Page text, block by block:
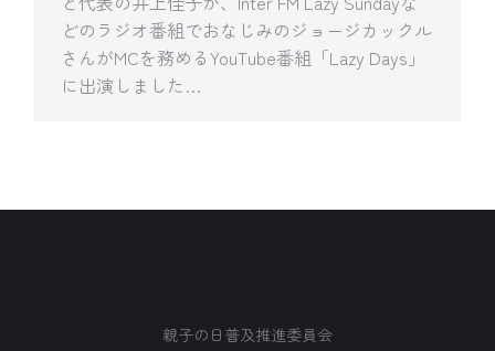
どのラジオ番組でおなじみのジョージカックル
さんがMCを務めるYouTube番組「Lazy Days」
に出演しました…
親子の日普及推進委員会